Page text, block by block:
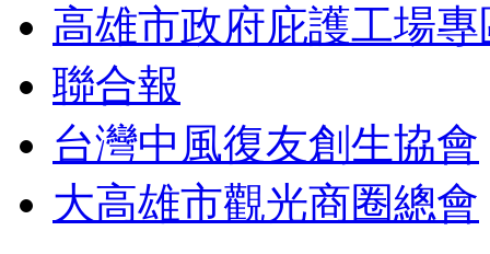
高雄市政府庇護工場專
聯合報
台灣中風復友創生協會
大高雄市觀光商圈總會